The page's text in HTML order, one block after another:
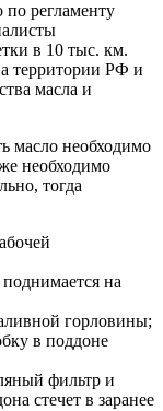
регламенту
в 10 тыс. км.
территории РФ и
масла и
масло необходимо
необходимо
тогда
на
горловины;
в поддоне
фильтр и
стечет в заранее